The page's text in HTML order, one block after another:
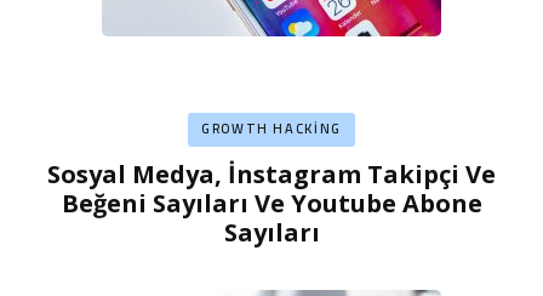
GROWTH HACKING
Sosyal Medya, İnstagram Takipçi Ve
Beğeni Sayıları Ve Youtube Abone
Sayıları